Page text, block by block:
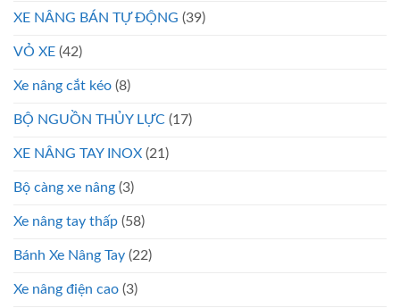
XE NÂNG BÁN TỰ ĐỘNG (39)
VỎ XE (42)
Xe nâng cắt kéo (8)
BỘ NGUỒN THỦY LỰC (17)
XE NÂNG TAY INOX (21)
Bộ càng xe nâng (3)
Xe nâng tay thấp (58)
Bánh Xe Nâng Tay (22)
Xe nâng điện cao (3)